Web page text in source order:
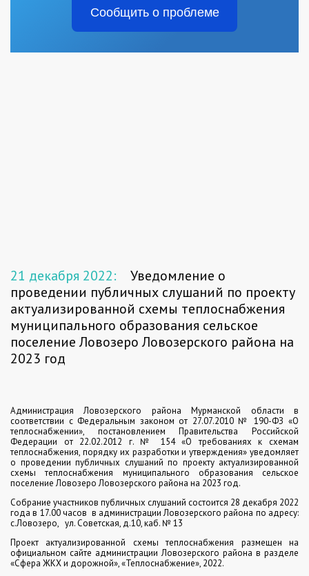
Сообщить о проблеме
21 декабря 2022:
Уведомление о
проведении публичных слушаний по проекту
актуализированной схемы теплоснабжения
муниципального образования сельское
поселение Ловозеро Ловозерского района на
2023 год
Администрация Ловозерского района Мурманской области в
соответствии с Федеральным законом от 27.07.2010 № 190-ФЗ «О
теплоснабжении», постановлением Правительства Российской
Федерации от 22.02.2012 г. № 154 «О требованиях к схемам
теплоснабжения, порядку их разработки и утверждения» уведомляет
о проведении публичных слушаний по проекту актуализированной
схемы теплоснабжения муниципального образования сельское
поселение Ловозеро Ловозерского района на 2023 год.
Собрание участников публичных слушаний состоится 28 декабря 2022
года в 17.00 часов в администрации Ловозерского района по адресу:
с.Ловозеро, ул. Советская, д.10, каб. № 13
Проект актуализированной схемы теплоснабжения размещен на
официальном сайте администрации Ловозерского района в разделе
«Сфера ЖКХ и дорожной», «Теплоснабжение», 2022.